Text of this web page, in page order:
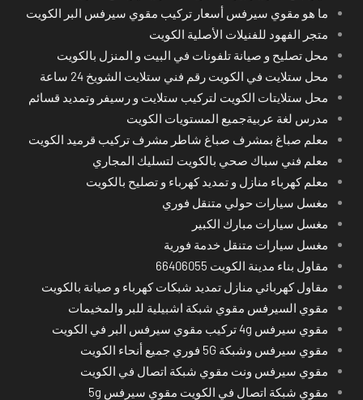
ما هو مقوي سيرفس أسعار تركيب مقوي سيرفس البر الكويت
متجر الفهود للفنيلات الأصلية الكويت
محل تصليح و صيانة تلفونات في البيت و المنزل بالكويت
محل ستلايت في الكويت رقم فني ستلايت الشويخ 24 ساعة
محل ستلايتات الكويت لتركيب ستلايت و رسيفر وتمديد قسائم
مدرس لغة عربيةجميع المستويات الكويت
معلم صباغ بمشرف صباغ شاطر مشرف تركيب قرميد الكويت
معلم فني سباك صحي بالكويت لتسليك المجاري
معلم كهرباء منازل و تمديد كهرباء و تصليح بالكويت
مغسل سيارات حولي متنقل فوري
مغسل سيارات مبارك الكبير
مغسل سيارات متنقل خدمة فورية
مقاول بناء مدينة الكويت 66406055
مقاول كهربائي منازل تمديد شبكات كهرباء و صيانة بالكويت
مقوي السيرفس مقوي شبكة اشبيلية للبر والمخيمات
مقوي سيرفس 4g تركيب مقوي سيرفس البر في الكويت
مقوي سيرفس وشبكة 5G فوري جميع أنحاء الكويت
مقوي سيرفس ونت مقوي شبكة اتصال في الكويت
مقوي شبكة اتصال في الكويت مقوي سيرفس 5g